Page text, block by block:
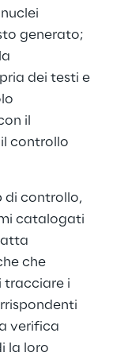
generato;
dei testi e
il
controllo
di controllo,
catalogati
che
tracciare i
verifica
la loro